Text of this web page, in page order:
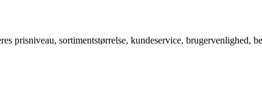
prisniveau, sortimentstørrelse, kundeservice, brugervenlighed,